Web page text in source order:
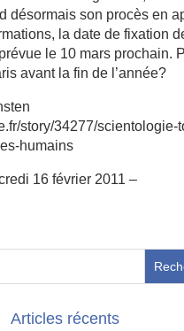
désormais son procès en
la date de fixation
le 10 mars prochain.
avant la fin de l’année?
story/34277/scientologie-
humains
16 février 2011 –
Articles récents